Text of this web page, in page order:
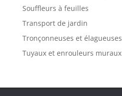
Souffleurs à feuilles
Transport de jardin
Tronçonneuses et élagueuses
Tuyaux et enrouleurs muraux